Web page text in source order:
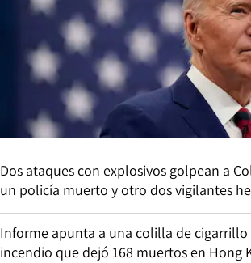
Dos ataques con explosivos golpean a
un policía muerto y otro dos vigilantes
Informe apunta a una colilla de
incendio que dejó 168 muertos en Hong